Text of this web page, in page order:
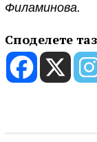
Филаминова.
Споделете